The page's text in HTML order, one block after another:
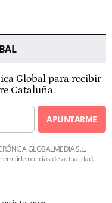
Global para recibir
Cataluña.
APUNTARME
GLOBALMEDIA S.L.
noticias de actualidad.